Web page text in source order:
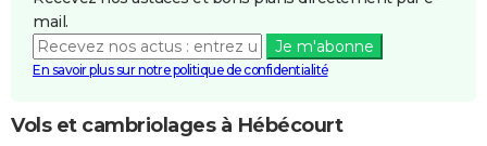
mail.
Je m'abonne
En savoir plus sur notre politique de confidentialité
Vols et cambriolages à Hébécourt